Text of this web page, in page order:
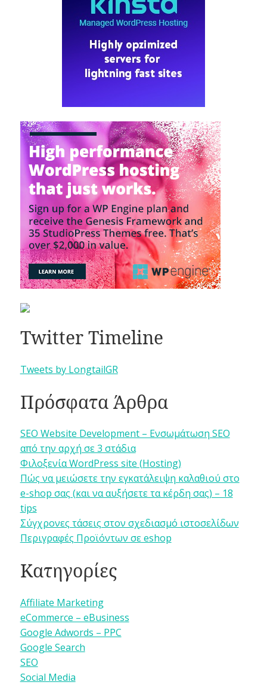
Twitter Timeline
Tweets by LongtailGR
Πρόσφατα Άρθρα
SEO Website Development – Ενσωμάτωση SEO
από την αρχή σε 3 στάδια
Φιλοξενία WordPress site (Hosting)
Πώς να μειώσετε την εγκατάλειψη καλαθιού στο
e-shop σας (και να αυξήσετε τα κέρδη σας) – 18
tips
Σύγχρονες τάσεις στον σχεδιασμό ιστοσελίδων
Περιγραφές Προϊόντων σε eshop
Κατηγορίες
Affiliate Marketing
eCommerce – eBusiness
Google Adwords – PPC
Google Search
SEO
Social Media